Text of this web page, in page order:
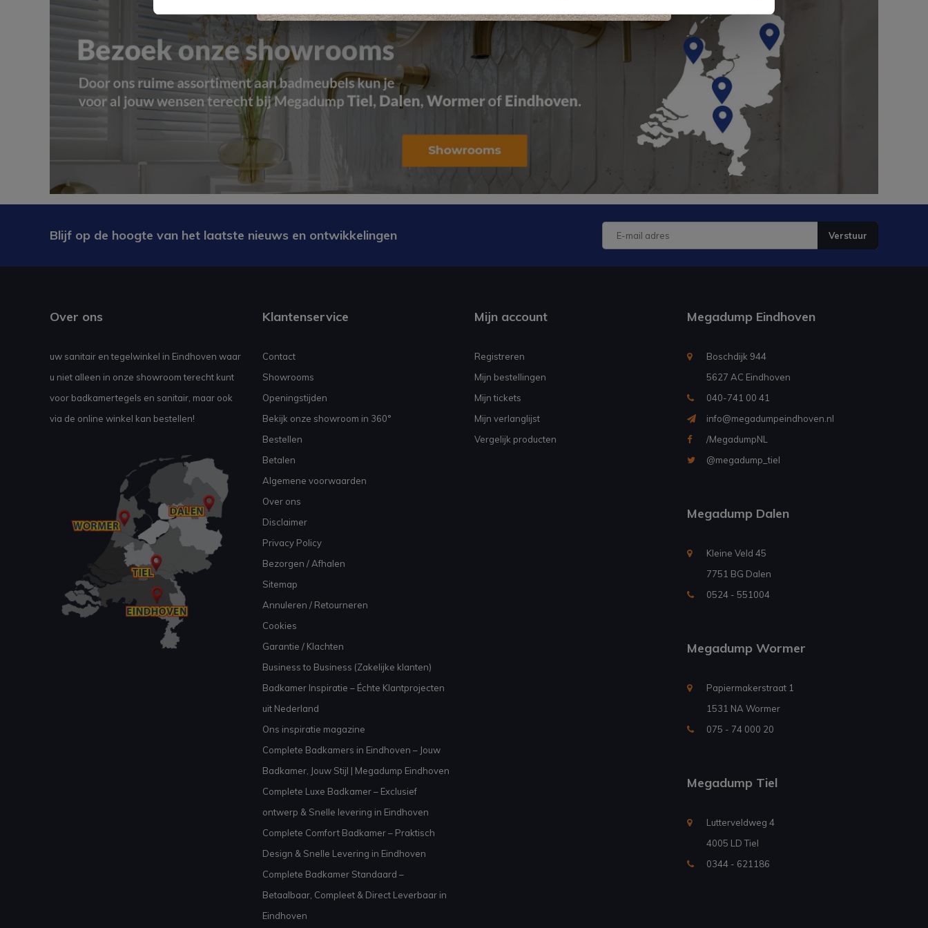
Blijf op de hoogte van het laatste nieuws en ontwikkelingen Verstuur
Over ons
uw sanitair en tegelwinkel in Eindhoven waar
u niet alleen in onze showroom terecht kunt
voor badkamertegels en sanitair, maar ook
via de online winkel kan bestellen!
Klantenservice
Contact
Showrooms
Openingstijden
Bekijk onze showroom in 360°
Bestellen
Betalen
Algemene voorwaarden
Over ons
Disclaimer
Privacy Policy
Bezorgen / Afhalen
Sitemap
Annuleren / Retourneren
Cookies
Garantie / Klachten
Business to Business (Zakelijke klanten)
Badkamer Inspiratie – Échte Klantprojecten
uit Nederland
Ons inspiratie magazine
Complete Badkamers in Eindhoven – Jouw
Badkamer, Jouw Stijl | Megadump Eindhoven
Complete Luxe Badkamer – Exclusief
ontwerp & Snelle levering in Eindhoven
Complete Comfort Badkamer – Praktisch
Design & Snelle Levering in Eindhoven
Complete Badkamer Standaard –
Betaalbaar, Compleet & Direct Leverbaar in
Eindhoven
Mijn account
Registreren
Mijn bestellingen
Mijn tickets
Mijn verlanglijst
Vergelijk producten
Megadump Eindhoven
Boschdijk 944
5627 AC Eindhoven
040-741 00 41
info@megadumpeindhoven.nl
/MegadumpNL
@megadump_tiel
Megadump Dalen
Kleine Veld 45
7751 BG Dalen
0524 - 551004
Megadump Wormer
Papiermakerstraat 1
1531 NA Wormer
075 - 74 000 20
Megadump Tiel
Lutterveldweg 4
4005 LD Tiel
0344 - 621186